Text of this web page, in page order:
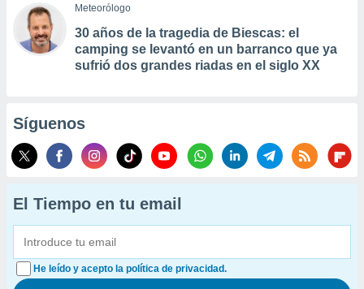
Meteorólogo
30 años de la tragedia de Biescas: el
camping se levantó en un barranco que ya
sufrió dos grandes riadas en el siglo XX
Síguenos
El Tiempo en tu email
He leído y acepto la política de privacidad.